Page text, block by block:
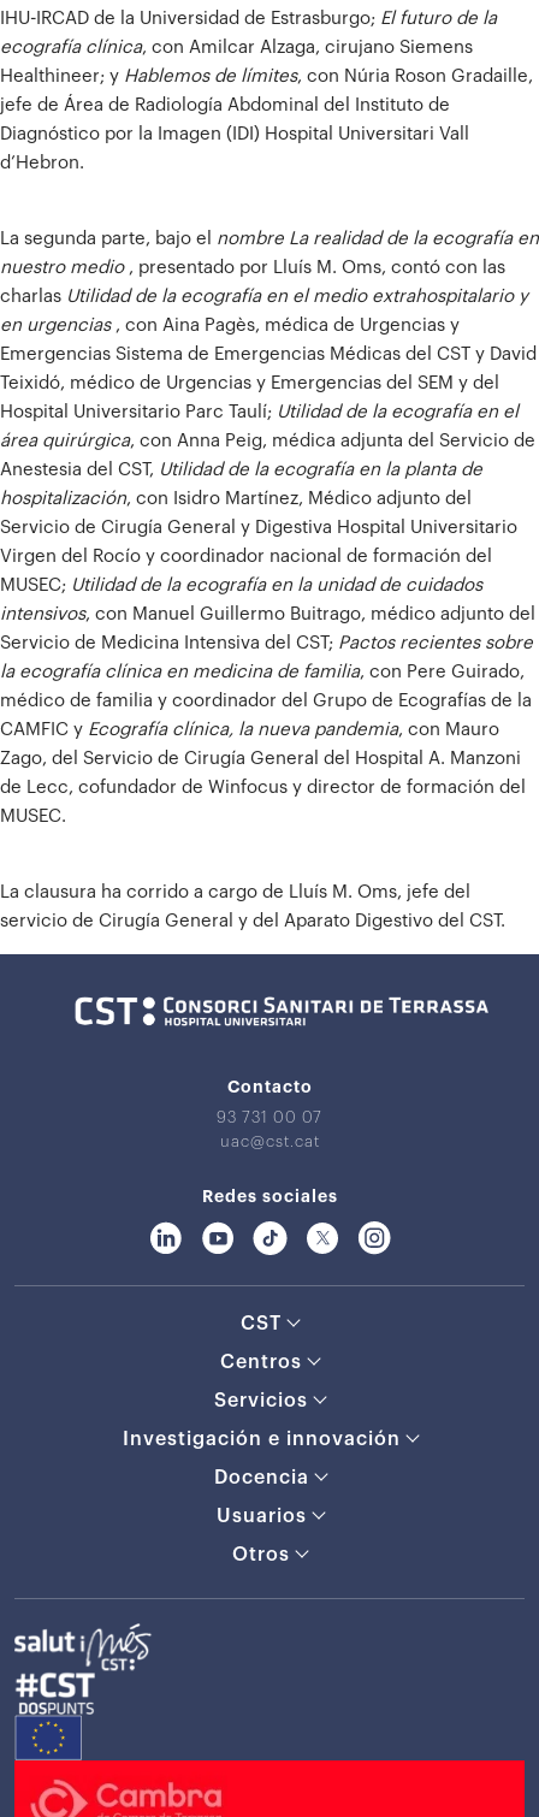
IHU-IRCAD de la Universidad de Estrasburgo; El futuro de la
ecografía clínica, con Amilcar Alzaga, cirujano Siemens
Healthineer; y Hablemos de límites, con Núria Roson Gradaille,
jefe de Área de Radiología Abdominal del Instituto de
Diagnóstico por la Imagen (IDI) Hospital Universitari Vall
d’Hebron.
La segunda parte, bajo el nombre La realidad de la ecografía en
nuestro medio, presentado por Lluís M. Oms, contó con las
charlas Utilidad de la ecografía en el medio extrahospitalario y
en urgencias, con Aina Pagès, médica de Urgencias y
Emergencias Sistema de Emergencias Médicas del CST y David
Teixidó, médico de Urgencias y Emergencias del SEM y del
Hospital Universitario Parc Taulí; Utilidad de la ecografía en el
área quirúrgica, con Anna Peig, médica adjunta del Servicio de
Anestesia del CST, Utilidad de la ecografía en la planta de
hospitalización, con Isidro Martínez, Médico adjunto del
Servicio de Cirugía General y Digestiva Hospital Universitario
Virgen del Rocío y coordinador nacional de formación del
MUSEC; Utilidad de la ecografía en la unidad de cuidados
intensivos, con Manuel Guillermo Buitrago, médico adjunto del
Servicio de Medicina Intensiva del CST; Pactos recientes sobre
la ecografía clínica en medicina de familia, con Pere Guirado,
médico de familia y coordinador del Grupo de Ecografías de la
CAMFIC y Ecografía clínica, la nueva pandemia, con Mauro
Zago, del Servicio de Cirugía General del Hospital A. Manzoni
de Lecc, cofundador de Winfocus y director de formación del
MUSEC.
La clausura ha corrido a cargo de Lluís M. Oms, jefe del
servicio de Cirugía General y del Aparato Digestivo del CST.
Contacto
93 731 00 07
uac@cst.cat
Redes sociales
CST
Centros
Servicios
Investigación e innovación
Docencia
Usuarios
Otros